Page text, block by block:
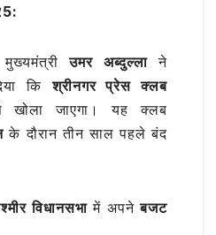
ra
उमर अब्दुल्लाने
किश्रीनगर प्रेस क्लब
जाएगा। यह क्लब
के दौरान तीन साल पहले बंद
विधानसभामें अपनेबजट